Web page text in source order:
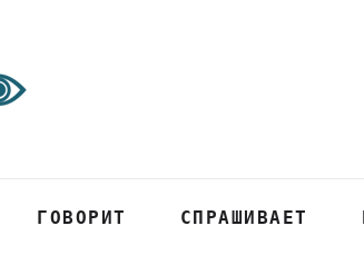
ГОВОРИТ СПРАШИВАЕТ